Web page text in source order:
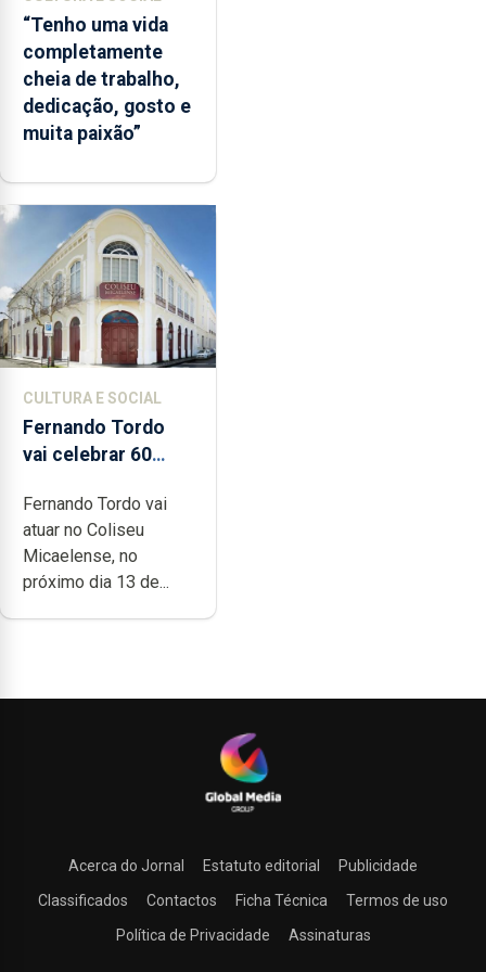
“Tenho uma vida
completamente
cheia de trabalho,
dedicação, gosto e
muita paixão”
CULTURA E SOCIAL
Fernando Tordo
vai celebrar 60
Coliseu
Micaelense
Fernando Tordo vai
atuar no Coliseu
Micaelense, no
próximo dia 13 de...
Acerca do Jornal Estatuto editorial
Publicidade
Classificados
Contactos Ficha Técnica
Termos de uso
Política de Privacidade
Assinaturas